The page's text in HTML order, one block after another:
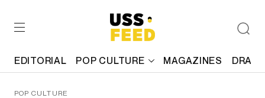
EDITORIAL POP CULTURE MAGAZINES
POP CULTURE